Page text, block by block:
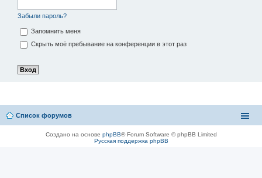
Забыли пароль?
Запомнить меня
Скрыть моё пребывание на конференции в этот раз
Список форумов
Создано на основе phpBB® Forum Software © phpBB Limited
Русская поддержка phpBB